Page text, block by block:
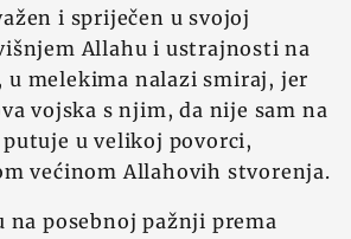
i spriječen u svojoj
Allahu i ustrajnosti na
u melekima nalazi smiraj, jer
vojska s njim, da nije sam na
u velikoj povorci,
većinom Allahovih stvorenja.
na posebnoj pažnji prema